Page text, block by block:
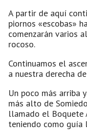
A partir de aquí
piornos «escobas»
comenzarán varios
rocoso.
Continuamos el
a nuestra derecha
Un poco más arriba
más alto de
llamado el Boquete
teniendo como